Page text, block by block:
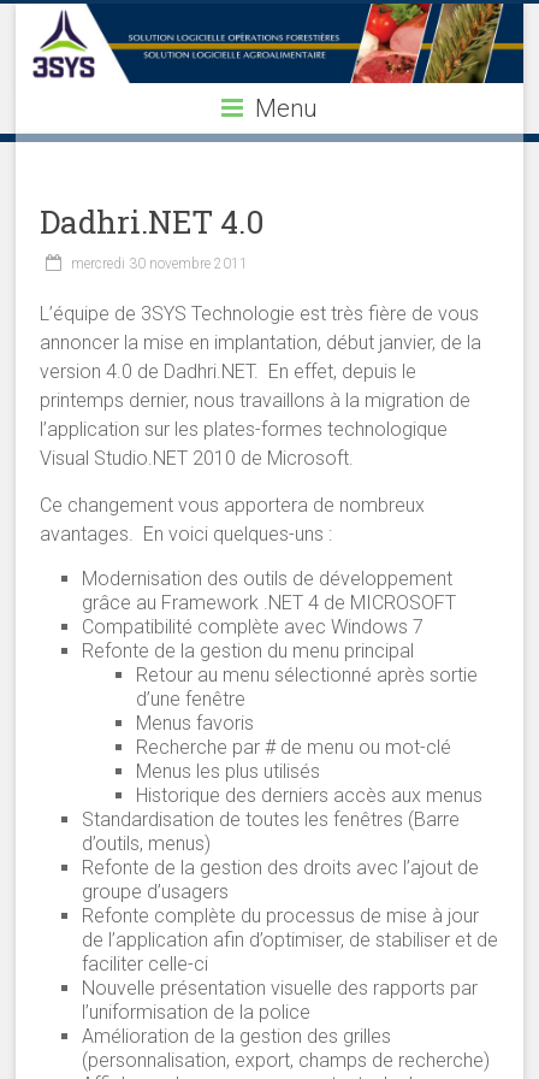
Menu
Dadhri.NET 4.0
mercredi 30 novembre 2011
L’équipe de 3SYS Technologie est très fière de vous
annoncer la mise en implantation, début janvier, de la
version 4.0 de Dadhri.NET. En effet, depuis le
printemps dernier, nous travaillons à la migration de
l’application sur les plates-formes technologique
Visual Studio.NET 2010 de Microsoft.
Ce changement vous apportera de nombreux
avantages. En voici quelques-uns :
Modernisation des outils de développement
grâce au Framework .NET 4 de MICROSOFT
Compatibilité complète avec Windows 7
Refonte de la gestion du menu principal
Retour au menu sélectionné après sortie
d’une fenêtre
Menus favoris
Recherche par # de menu ou mot-clé
Menus les plus utilisés
Historique des derniers accès aux menus
Standardisation de toutes les fenêtres (Barre
d’outils, menus)
Refonte de la gestion des droits avec l’ajout de
groupe d’usagers
Refonte complète du processus de mise à jour
de l’application afin d’optimiser, de stabiliser et de
faciliter celle-ci
Nouvelle présentation visuelle des rapports par
l’uniformisation de la police
Amélioration de la gestion des grilles
(personnalisation, export, champs de recherche)